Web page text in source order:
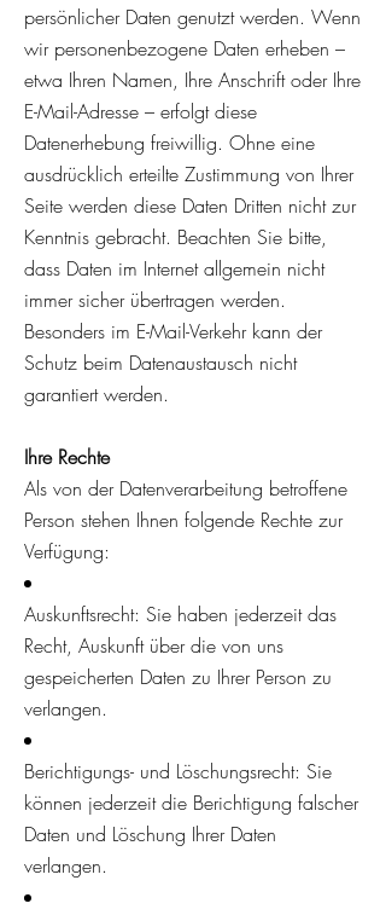
persönlicher Daten genutzt werden. Wenn
wir personenbezogene Daten erheben –
etwa Ihren Namen, Ihre Anschrift oder Ihre
E-Mail-Adresse – erfolgt diese
Datenerhebung freiwillig. Ohne eine
ausdrücklich erteilte Zustimmung von Ihrer
Seite werden diese Daten Dritten nicht zur
Kenntnis gebracht. Beachten Sie bitte,
dass Daten im Internet allgemein nicht
immer sicher übertragen werden.
Besonders im E-Mail-Verkehr kann der
Schutz beim Datenaustausch nicht
garantiert werden.
Ihre Rechte
Als von der Datenverarbeitung betroffene
Person stehen Ihnen folgende Rechte zur
Verfügung:
Auskunftsrecht: Sie haben jederzeit das
Recht, Auskunft über die von uns
gespeicherten Daten zu Ihrer Person zu
verlangen.
Berichtigungs- und Löschungsrecht: Sie
können jederzeit die Berichtigung falscher
Daten und Löschung Ihrer Daten
verlangen.